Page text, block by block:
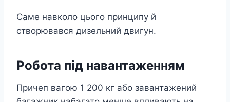
Саме навколо цього принципу й
створювався дизельний двигун.
Робота під навантаженням
Причеп вагою 1 200 кг або завантажений